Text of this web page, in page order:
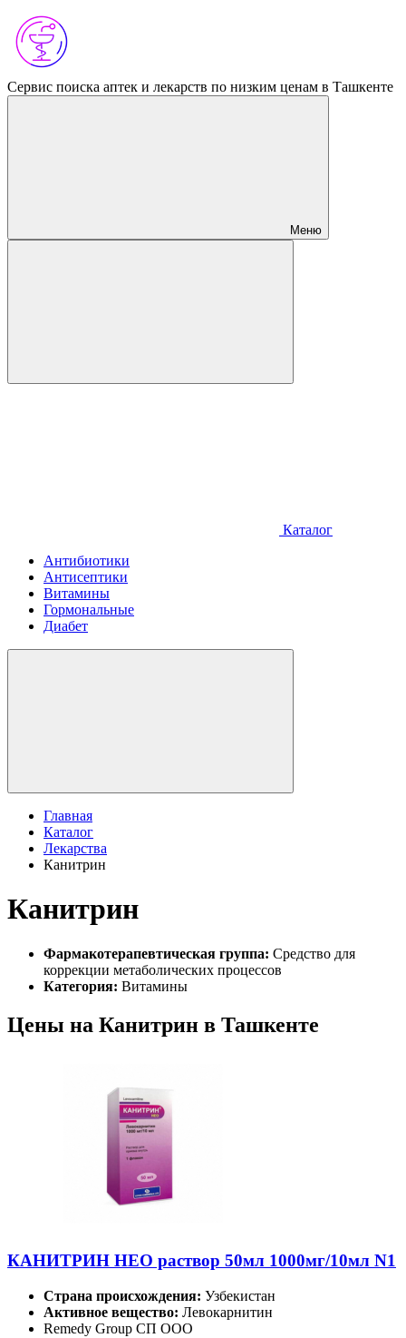
Сервис поиска аптек и лекарств по низким ценам в Ташкенте
Меню
Каталог
Антибиотики
Антисептики
Витамины
Гормональные
Диабет
Главная
Каталог
Лекарства
Канитрин
Канитрин
Фармакотерапевтическая группа: Средство для
коррекции метаболических процессов
Категория: Витамины
Цены на Канитрин в Ташкенте
КАНИТРИН НЕО раствор 50мл 1000мг/10мл N1
Страна происхождения: Узбекистан
Активное вещество: Левокарнитин
Remedy Group СП OOO